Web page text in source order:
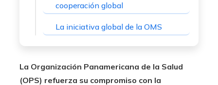
cooperación global
La iniciativa global de la OMS
La Organización Panamericana de la Salud
(OPS) refuerza su compromiso con la